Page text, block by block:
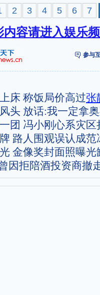
2 3 4 5 6 7
内容请进入娱乐
参与
床 称饭局价高过张
风头 放话:我一定拿
团 冯小刚心系灾区
路人围观误认成范
金像奖封面照曝光
因拒陪酒投资商撤